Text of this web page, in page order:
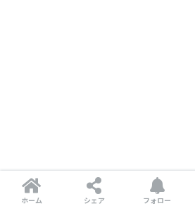
ホーム シェア フォロー